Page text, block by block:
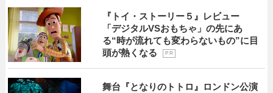
『トイ・ストーリー５』レビュー
「デジタルVSおもちゃ」の先にあ
る“時が流れても変わらないもの”に目
頭が熱くなる
P R
舞台『となりのトトロ』ロンドン公演